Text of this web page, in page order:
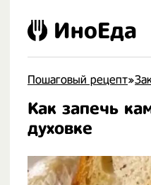
Пошаговый рецепт»
Как запечь
духовке
ИноЕда